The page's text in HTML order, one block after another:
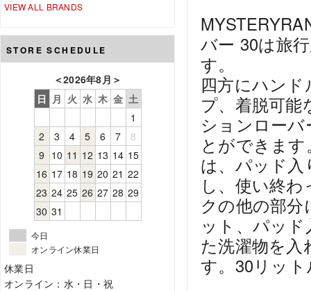
VIEW ALL BRANDS
STORE SCHEDULE
＜2026年8月 ＞
日 月 火 水 木 金 土
1
2
3 4 5 6 7
8
9 10 11 12 13 14 15
16 17 18 19 20 21 22
23 24 25 26 27 28 29
30 31
今日
オンライン休業日
休業日
オンライン：水・日・祝
バー 30は旅
す。
四方にハン
プ、着脱可
ションロー
とができま
は、パッド
し、使い終
クの他の部
ット、パッ
た洗濯物を
す。30リッ